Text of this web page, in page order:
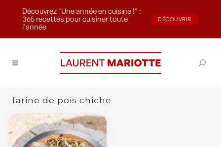
Découvrez "Une année en cuisine !" :
365 recettes pour cuisiner toute
l'année
DÉCOUVRIR
farine de pois chiche